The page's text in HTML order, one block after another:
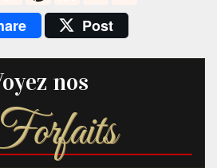
Post
nos